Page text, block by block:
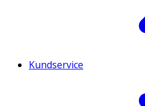
Kundservice